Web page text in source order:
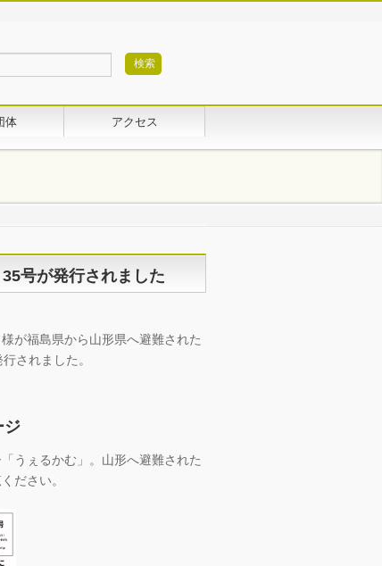
体 アクセス
号が発行されました
様が福島県から山形県へ避難された
されました。
ジ
うぇるかむ」。山形へ避難された
ださい。